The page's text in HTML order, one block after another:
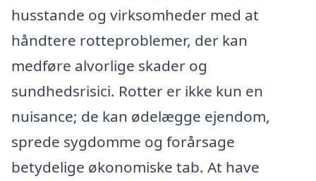
husstande og virksomheder med at
håndtere rotteproblemer, der kan
medføre alvorlige skader og
sundhedsrisici. Rotter er ikke kun en
nuisance; de kan ødelægge ejendom,
sprede sygdomme og forårsage
betydelige økonomiske tab. At have